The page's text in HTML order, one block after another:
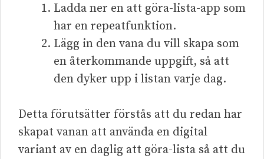
Ladda ner en att göra-lista-app som
har en repeatfunktion.
Lägg in den vana du vill skapa som
en återkommande uppgift, så att
den dyker upp i listan varje dag.
Detta förutsätter förstås att du redan har
skapat vanan att använda en digital
variant av en daglig att göra-lista så att du